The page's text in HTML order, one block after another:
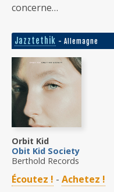
concerne…
Jazztethik - Allemagne
Orbit Kid
Obit Kid Society
Berthold Records
Écoutez ! - Achetez !